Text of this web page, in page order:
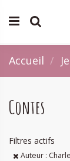
Accueil
Contes
Filtres actifs
Auteur :